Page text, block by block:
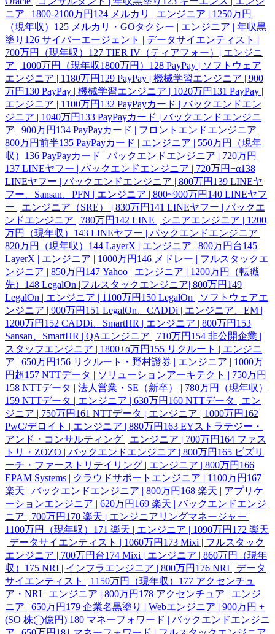
ニア | 1800-2100万円 124 メルカリ | エンジニア | 1250万円
（現年収） 125 メルカリ・GOタクシー | エンジニア | 年収黒
塗り 126 サイバーエージェント | データサイエンティスト |
700万円（現年収） 127 TIER IV（ティアフォー）| エンジニ
ア | 1000万円（現年収1800万円） 128 PayPay | ソフトウェア
エンジニア | 1180万円 129 PayPay | 機械学習エンジニア | 900
万円 130 PayPay | 機械学習エンジニア | 1020万円 131 PayPay |
エンジニア | 1100万円 132 PayPayカード | バックエンドエン
ジニア | 1040万円 133 PayPayカード | バックエンドエンジニ
ア | 900万円 134 PayPayカード | フロントエンドエンジニア |
800万円前半135 PayPayカード | エンジニア | 550万円（現年
収） 136 PayPayカード | バックエンドエンジニア | 720万円
137 LINEヤフー | バックエンドエンジニア | 720万円+α138
LINEヤフー | バックエンドエンジニア | 800万円 139 LINEヤ
フー、Sansan、PFN | エンジニア | 800~900万円 140 LINEヤフ
ー | エンジニア（SRE） | 830万円 141 LINEヤフー | バックエ
ンドエンジニア | 780万円 142 LINE | シニアエンジニア | 1200
万円（現年収） 143 LINEヤフー | バックエンドエンジニア |
820万円（現年収） 144 LayerX | エンジニア | 800万円台145
LayerX | エンジニア | 1000万円 146 メドレー | フルスタックエ
ンジニア | 850万円 147 Yahoo | エンジニア | 1200万円（転職
先） 148 LegalOn |フルスタックエンジニア| 800万円 149
LegalOn | エンジニア | 1100万円 150 LegalOn | ソフトウェアエ
ンジニア | 900万円 151 LegalOn、CADDi | エンジニア、EM |
1200万円 152 CADDi、SmartHR | エンジニア | 800万円 153
Sansan、SmartHR | QAエンジニア | 710万円 154 非公開企業 |
スタッフエンジニア | 1800+α万円 155 リクルート | エンジニ
ア | 650万円 156 リクルート・野村證券 | エンジニア | 1000万
円超157 NTTデータ | ソリューションアーキテクト | 750万円
158 NTTデータ | 法人営業・SE（新卒） | 780万円（現年収）
159 NTTデータ | エンジニア | 630万円 160 NTTデータ | エン
ジニア | 750万円 161 NTTデータ | エンジニア | 1000万円 162
PwC/デロイト | エンジニア | 880万円 163 EYストラテジー・
アンド・コンサルティング | エンジニア | 700万円 164 ファス
トリ・ZOZO | バックエンドエンジニア | 800万円 165 ビズリ
ーチ・ファーストリテイリング | エンジニア | 800万円 166
EPAM Systems | クラウドサポートエンジニア | 1100万円 167
楽天 | バックエンドエンジニア | 800万円 168 楽天 | アプリケ
ーションエンジニア | 620万円 169 楽天 | バックエンドエンジ
ニア | 700万円 170 楽天 | エンジニアリングマネージャー |
1100万円（現年収） 171 楽天 | エンジニア | 1090万円 172 楽天
| データサイエンティスト | 1060万円 173 Mixi | フルスタック
エンジニア | 700万円台174 Mixi | エンジニア | 860万円（現年
収） 175 NRI | インフラエンジニア | 800万円 176 NRI | データ
サイエンティスト | 1150万円（現年収） 177 アクセンチュ
ア・NRI | エンジニア | 800万円 178 アクセンチュア | エンジ
ニア | 650万円 179 企業名黒塗り | Webエンジニア | 900万円 +
(SO 株◯億円) 180 マネーフォワード | バックエンドエンジニ